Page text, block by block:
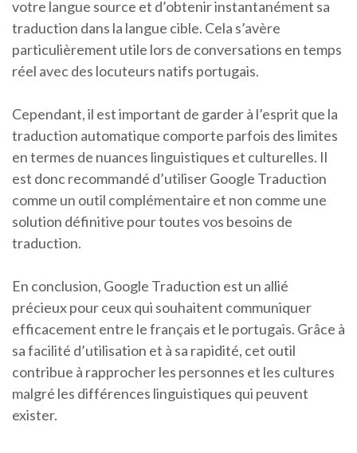
votre langue source et d’obtenir instantanément sa
traduction dans la langue cible. Cela s’avère
particulièrement utile lors de conversations en temps
réel avec des locuteurs natifs portugais.
Cependant, il est important de garder à l’esprit que la
traduction automatique comporte parfois des limites
en termes de nuances linguistiques et culturelles. Il
est donc recommandé d’utiliser Google Traduction
comme un outil complémentaire et non comme une
solution définitive pour toutes vos besoins de
traduction.
En conclusion, Google Traduction est un allié
précieux pour ceux qui souhaitent communiquer
efficacement entre le français et le portugais. Grâce à
sa facilité d’utilisation et à sa rapidité, cet outil
contribue à rapprocher les personnes et les cultures
malgré les différences linguistiques qui peuvent
exister.